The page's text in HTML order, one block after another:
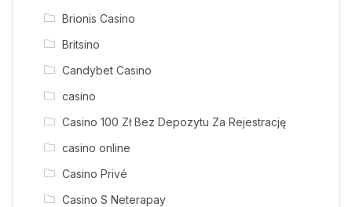
Brionis Casino
Britsino
Candybet Casino
casino
Casino 100 Zł Bez Depozytu Za Rejestrację
casino online
Casino Privé
Casino S Neterapay